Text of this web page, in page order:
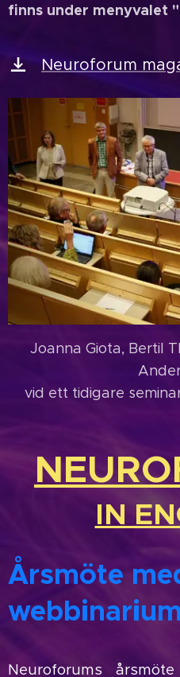
finns under menyvalet
Neuroforum
Joanna Giota, Bertil
vid ett tidigare
IN
Årsmöte
Neuroforums